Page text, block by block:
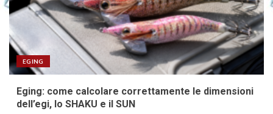
EGING
Eging: come calcolare correttamente le dimensioni
dell’egi, lo SHAKU e il SUN